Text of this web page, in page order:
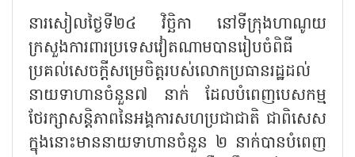
នារសៀលថ្ងៃទី២៤ វិច្ឆិកា នៅទីក្រុងហាណូយ
ក្រសួងការពារប្រទេសវៀតណាមបានរៀបចំពិធី
ប្រគល់សេចក្ដីសម្រេចិត្តរបស់លោកប្រធានរដ្ឋដល់
នាយទាហានចំនួន៧ នាក់ ដែលបំពេញបេសកម្ម
ថែរក្សាសន្តិភាពនៃអង្គការសហប្រជាជាតិ ជាពិសេស
ក្នុងនោះមាននាយទាហានចំនួន ២ នាក់បានបំពេញ